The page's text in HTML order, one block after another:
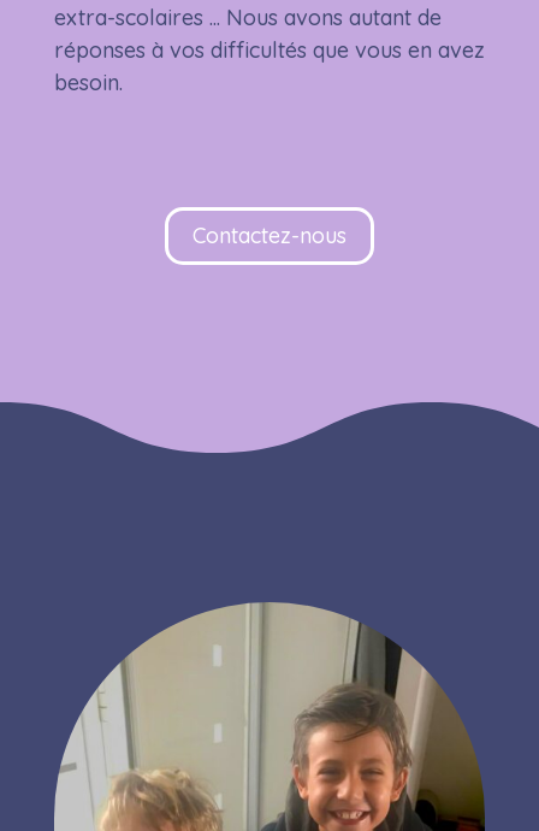
extra-scolaires ... Nous avons autant de
réponses à vos difficultés que vous en avez
besoin.
Contactez-nous